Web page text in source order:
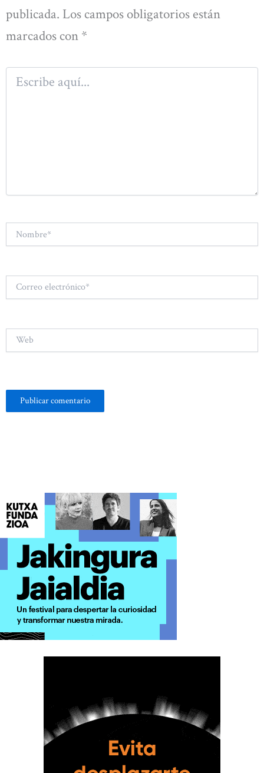
publicada. Los campos obligatorios están
marcados con *
Escribe
aquí...
Correo
electrónico*
Web